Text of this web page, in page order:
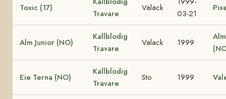
Toxic (17)
Travare
Valack
03-21
Alm Junior (NO)
Kallblodig
Travare
Valack 1999
Eie Terna (NO)
Kallblodig
Travare
Sto 1999